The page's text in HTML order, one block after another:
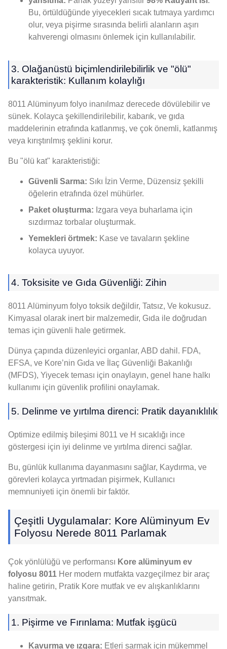
Bu, örtüldüğünde yiyecekleri sıcak tutmaya yardımcı
olur, veya pişirme sırasında belirli alanların aşırı
kahverengi olmasını önlemek için kullanılabilir.
3. Olağanüstü biçimlendirilebilirlik ve "ölü"
karakteristik: Kullanım kolaylığı
8011 Alüminyum folyo inanılmaz derecede dövülebilir ve
sünek. Kolayca şekillendirilebilir, kabarık, ve gıda
maddelerinin etrafında katlanmış, ve çok önemli, katlanmış
veya kırıştırılmış şeklini korur.
Bu "ölü kat" karakteristiği:
Güvenli Sarma: Sıkı İzin Verme, Düzensiz şekilli
öğelerin etrafında özel mühürler.
Paket oluşturma: Izgara veya buharlama için
sızdırmaz torbalar oluşturmak.
Yemekleri örtmek: Kase ve tavaların şekline
kolayca uyuyor.
4. Toksisite ve Gıda Güvenliği: Zihin
8011 Alüminyum folyo toksik değildir, Tatsız, Ve kokusuz.
Kimyasal olarak inert bir malzemedir, Gıda ile doğrudan
temas için güvenli hale getirmek.
Dünya çapında düzenleyici organlar, ABD dahil. FDA,
EFSA, ve Kore’nin Gıda ve İlaç Güvenliği Bakanlığı
(MFDS), Yiyecek teması için onaylayın, genel hane halkı
kullanımı için güvenlik profilini onaylamak.
5. Delinme ve yırtılma direnci: Pratik dayanıklılık
Optimize edilmiş bileşimi 8011 ve H sıcaklığı ince
göstergesi için iyi delinme ve yırtılma direnci sağlar.
Bu, günlük kullanıma dayanmasını sağlar, Kaydırma, ve
görevleri kolayca yırtmadan pişirmek, Kullanıcı
memnuniyeti için önemli bir faktör.
Çeşitli Uygulamalar: Kore Alüminyum Ev
Folyosu Nerede 8011 Parlamak
Çok yönlülüğü ve performansı Kore alüminyum ev
folyosu 8011 Her modern mutfakta vazgeçilmez bir araç
haline getirin, Pratik Kore mutfak ve ev alışkanlıklarını
yansıtmak.
1. Pişirme ve Fırınlama: Mutfak işgücü
Kavurma ve ızgara: Etleri sarmak için mükemmel